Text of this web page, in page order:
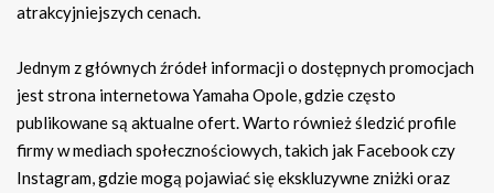
atrakcyjniejszych cenach.
Jednym z głównych źródeł informacji o dostępnych promocjach
jest strona internetowa Yamaha Opole, gdzie często
publikowane są aktualne ofert. Warto również śledzić profile
firmy w mediach społecznościowych, takich jak Facebook czy
Instagram, gdzie mogą pojawiać się ekskluzywne zniżki oraz